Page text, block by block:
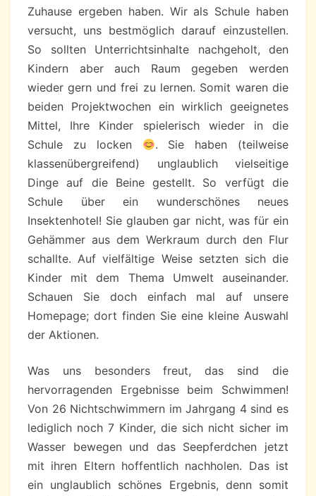
Zuhause ergeben haben. Wir als Schule haben
versucht, uns bestmöglich darauf einzustellen.
So sollten Unterrichtsinhalte nachgeholt, den
Kindern aber auch Raum gegeben werden
wieder gern und frei zu lernen. Somit waren die
beiden Projektwochen ein wirklich geeignetes
Mittel, Ihre Kinder spielerisch wieder in die
Schule zu locken
. Sie haben (teilweise
klassenübergreifend) unglaublich vielseitige
Dinge auf die Beine gestellt. So verfügt die
Schule über ein wunderschönes neues
Insektenhotel! Sie glauben gar nicht, was für ein
Gehämmer aus dem Werkraum durch den Flur
schallte. Auf vielfältige Weise setzten sich die
Kinder mit dem Thema Umwelt auseinander.
Schauen Sie doch einfach mal auf unsere
Homepage; dort finden Sie eine kleine Auswahl
der Aktionen.
Was uns besonders freut, das sind die
hervorragenden Ergebnisse beim Schwimmen!
Von 26 Nichtschwimmern im Jahrgang 4 sind es
lediglich noch 7 Kinder, die sich nicht sicher im
Wasser bewegen und das Seepferdchen jetzt
mit ihren Eltern hoffentlich nachholen. Das ist
ein unglaublich schönes Ergebnis, denn somit